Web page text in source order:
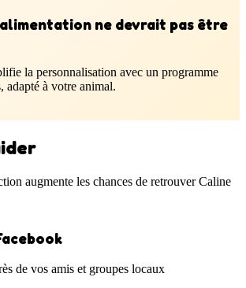
ne devrait pas être
la personnalisation avec un programme
adapté à votre animal.
augmente les chances de retrouver Caline
de vos amis et groupes locaux